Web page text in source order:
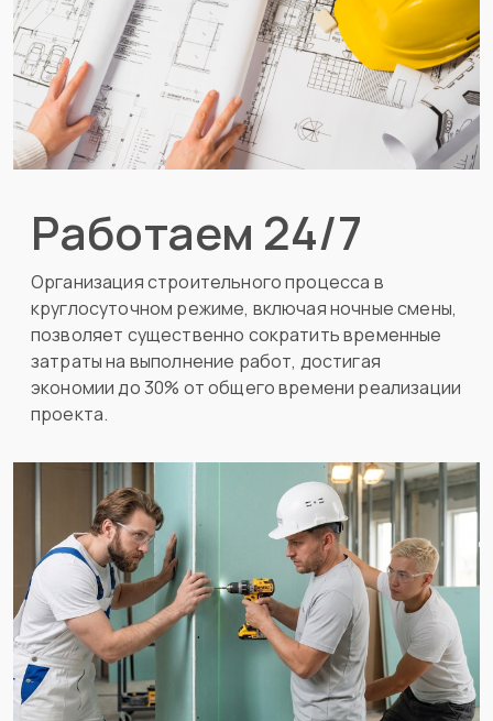
Работаем 24/7
Организация строительного процесса в
круглосуточном режиме, включая ночные смены,
позволяет существенно сократить временные
затраты на выполнение работ, достигая
экономии до 30% от общего времени реализации
проекта.